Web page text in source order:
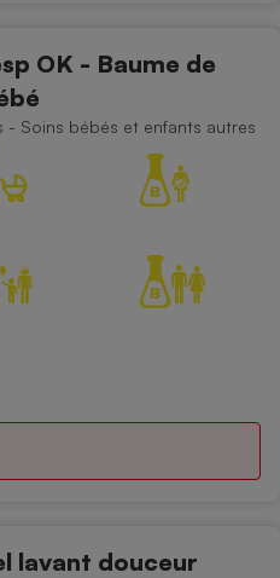
OK - Baume de
Soins bébés et enfants autres
lavant douceur